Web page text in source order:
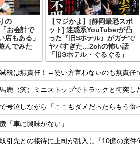
の
お会計で
店もある」
んでみた
【マジかよ】[静岡最恐スポ
ット] 迷惑系YouTuberが凸
った『旧Sホテル』がガチで
ヤバすぎた…2chの怖い話
「旧Sホテル・ぐるぐる」
税は無責任！→使い方言わないのも無責任
鹿（笑）ミニストップでトラックと衝突し
号泣しながら「ここもダメだったらもう
「車に興味がない」
先との接待に上司が乱入し「10億の案件俺がもらった